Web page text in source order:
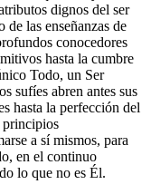
dignos del ser
las enseñanzas de
conocedores
hasta la cumbre
Todo, un Ser
sufíes abren antes sus
hasta la perfección del
principios
a sí mismos, para
en el continuo
lo que no es Él.